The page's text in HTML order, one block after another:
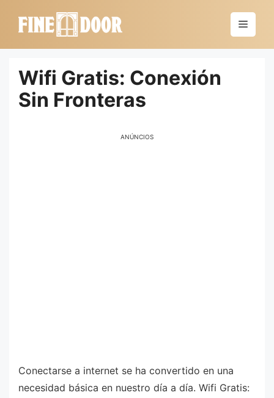
Menú
Wifi Gratis: Conexión
Sin Fronteras
ANÚNCIOS
Conectarse a internet se ha convertido en una
necesidad básica en nuestro día a día. Wifi Gratis: